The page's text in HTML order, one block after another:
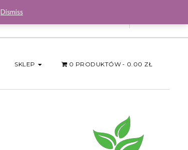
SKLEP 0 PRODUKTÓW 0.00 ZŁ
Dismiss